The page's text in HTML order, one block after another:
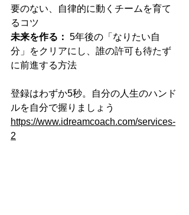
要のない、自律的に動くチームを育て
るコツ
未来を作る： 5年後の「なりたい自
分」をクリアにし、誰の許可も待たず
に前進する方法
登録はわずか5秒。自分の人生のハンド
ルを自分で握りましょう
https://www.idreamcoach.com/services-
2